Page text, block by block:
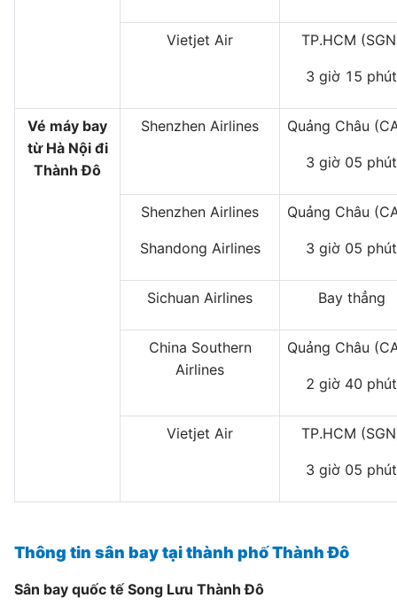
Vietjet Air TP.HCM
3 giờ 15 phút
Vé máy bay
từ Hà Nội đi
Thành Đô
Shenzhen Airlines Quảng Châu
3 giờ 05 phút
Shenzhen Airlines
Shandong Airlines
Quảng Châu
3 giờ 05 phút
Sichuan Airlines Bay thẳng
China Southern
Airlines
Quảng Châu
2 giờ 40 phút
Vietjet Air TP.HCM
3 giờ 05 phút
Thông tin sân bay tại thành phố Thành Đô
Sân bay quốc tế Song Lưu Thành Đô